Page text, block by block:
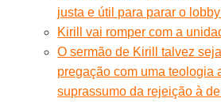
justa e útil para parar o
Kirill vai romper com a
O sermão de Kirill talvez
pregação com uma teologia
suprassumo da rejeição à